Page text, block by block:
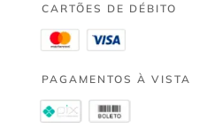
CARTÕES DE DÉBITO
PAGAMENTOS À VISTA